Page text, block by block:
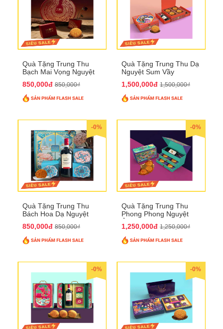
Quà Tặng Trung Thu
Bạch Mai Vọng Nguyệt
850,000đ 850,000₫
Quà Tặng Trung Thu Dạ
Nguyệt Sum Vầy
1,500,000đ 1,500,000₫
-0%
Quà Tặng Trung Thu
Bách Hoa Dạ Nguyệt
850,000đ 850,000₫
-0%
Quà Tặng Trung Thu
Phong Phong Nguyệt
1,250,000đ 1,250,000₫
-0% -0%